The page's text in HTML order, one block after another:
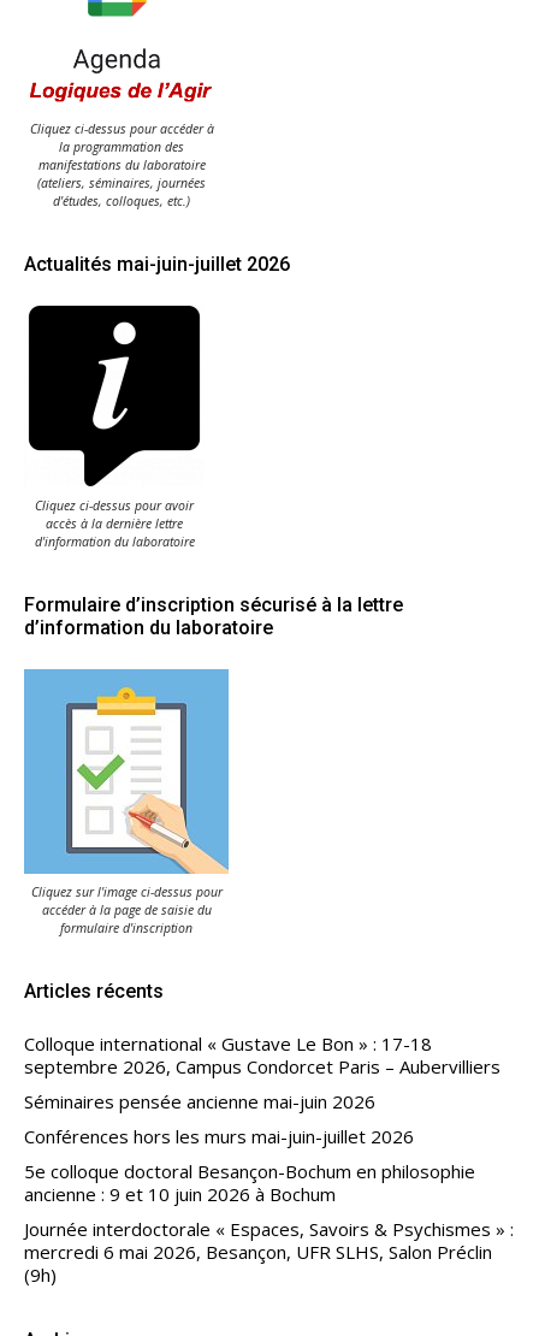
Cliquez ci-dessus pour accéder à
la programmation des
manifestations du laboratoire
(ateliers, séminaires, journées
d'études, colloques, etc.)
Actualités mai-juin-juillet 2026
Cliquez ci-dessus pour avoir
accès à la dernière lettre
d'information du laboratoire
Formulaire d’inscription sécurisé à la lettre
d’information du laboratoire
Cliquez sur l'image ci-dessus pour
accéder à la page de saisie du
formulaire d'inscription
Articles récents
Colloque international « Gustave Le Bon » : 17-18
septembre 2026, Campus Condorcet Paris – Aubervilliers
Séminaires pensée ancienne mai-juin 2026
Conférences hors les murs mai-juin-juillet 2026
5e colloque doctoral Besançon-Bochum en philosophie
ancienne : 9 et 10 juin 2026 à Bochum
Journée interdoctorale « Espaces, Savoirs & Psychismes » :
mercredi 6 mai 2026, Besançon, UFR SLHS, Salon Préclin
(9h)